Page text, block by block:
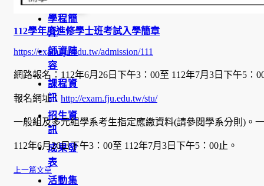
學程簡
介
師資陣
容
課程資
訊
招生資
訊
成果發
表
活動集
112學年度進修學士班考試入學簡章
https://exam.fju.edu.tw/admission/111
網路報名：112年6月26日下午3：00至 112年7月3日下午5：
報名網址： http://exam.fju.edu.tw/stu/
一般組及多元組學系考生指定應繳資料(請參閱學系分則)。
112年6月26日下午3：00至 112年7月3日下午5：00止。
上一篇文章